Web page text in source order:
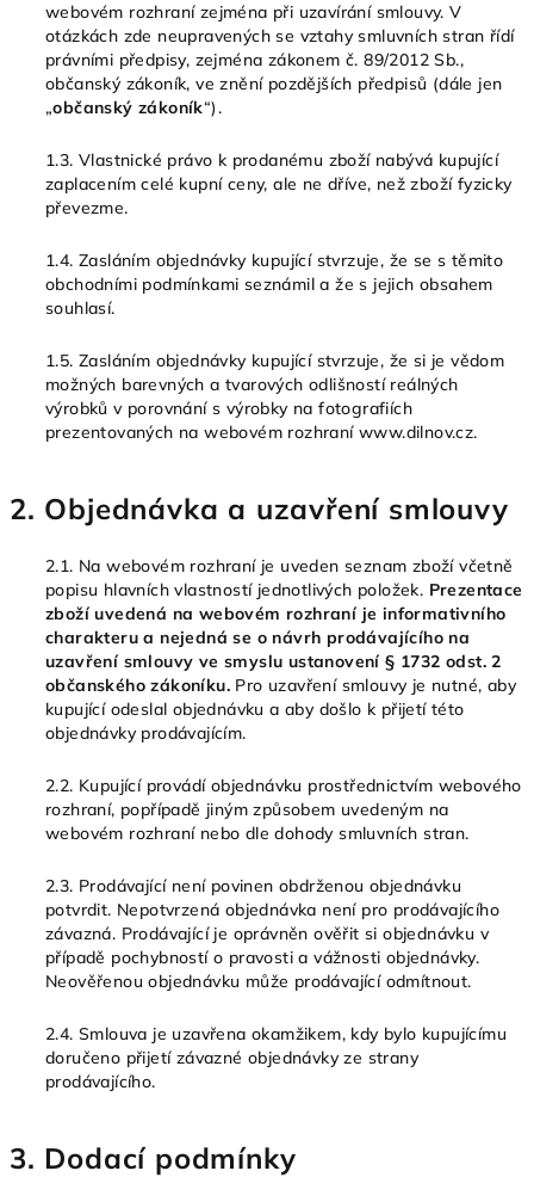
webovém rozhraní zejména při uzavírání smlouvy. V
otázkách zde neupravených se vztahy smluvních stran řídí
právními předpisy, zejména zákonem č. 89/2012 Sb.,
občanský zákoník, ve znění pozdějších předpisů (dále jen
„občanský zákoník“).
1.3. Vlastnické právo k prodanému zboží nabývá kupující
zaplacením celé kupní ceny, ale ne dříve, než zboží fyzicky
převezme.
1.4. Zasláním objednávky kupující stvrzuje, že se s těmito
obchodními podmínkami seznámil a že s jejich obsahem
souhlasí.
1.5. Zasláním objednávky kupující stvrzuje, že si je vědom
možných barevných a tvarových odlišností reálných
výrobků v porovnání s výrobky na fotografiích
prezentovaných na webovém rozhraní www.dilnov.cz.
2. Objednávka a uzavření smlouvy
2.1. Na webovém rozhraní je uveden seznam zboží včetně
popisu hlavních vlastností jednotlivých položek. Prezentace
zboží uvedená na webovém rozhraní je informativního
charakteru a nejedná se o návrh prodávajícího na
uzavření smlouvy ve smyslu ustanovení § 1732 odst. 2
občanského zákoníku. Pro uzavření smlouvy je nutné, aby
kupující odeslal objednávku a aby došlo k přijetí této
objednávky prodávajícím.
2.2. Kupující provádí objednávku prostřednictvím webového
rozhraní, popřípadě jiným způsobem uvedeným na
webovém rozhraní nebo dle dohody smluvních stran.
2.3. Prodávající není povinen obdrženou objednávku
potvrdit. Nepotvrzená objednávka není pro prodávajícího
závazná. Prodávající je oprávněn ověřit si objednávku v
případě pochybností o pravosti a vážnosti objednávky.
Neověřenou objednávku může prodávající odmítnout.
2.4. Smlouva je uzavřena okamžikem, kdy bylo kupujícímu
doručeno přijetí závazné objednávky ze strany
prodávajícího.
3. Dodací podmínky